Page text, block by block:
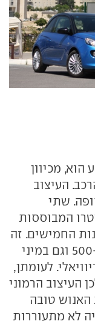
מכיוון
העיצוב
שתי
המבוססות
החמישים. זה
נראה נפלא אך פחות פרקטי. גם ב-500 וגם במיני
לעומתן,
העיצוב הרמוני
האנוש טובה
לא מתעוררות